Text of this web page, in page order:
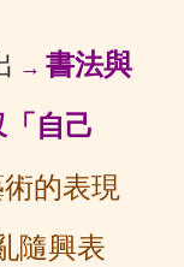
→ 書法與
自己
的表現
隨興表